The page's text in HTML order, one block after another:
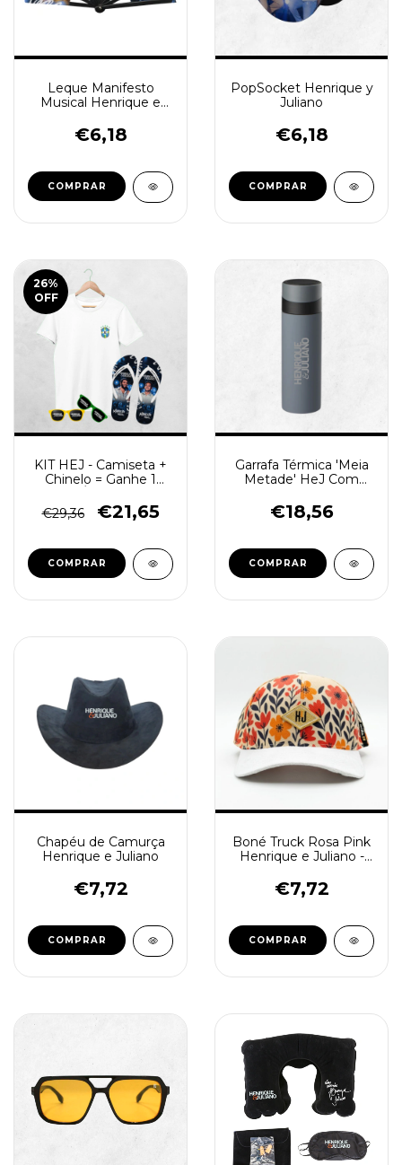
Leque Manifesto
Musical Henrique e
€6,18
PopSocket Henrique y
Juliano
€6,18
COMPRAR
26%
OFF
KIT HEJ - Camiseta +
Chinelo = Ganhe 1
€29,36
€21,65
COMPRAR
Garrafa Térmica 'Meia
Metade' HeJ Com
400ml
€18,56
COMPRAR
Chapéu de Camurça
Henrique e Juliano
€7,72
COMPRAR
Boné Truck Rosa Pink
Henrique e Juliano -
(cópia)
€7,72